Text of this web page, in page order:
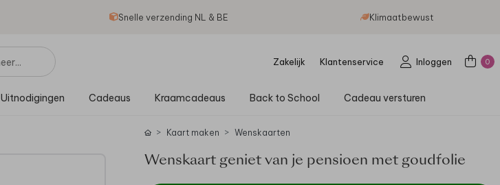
Snelle verzending NL & BE Klimaatbewust
Zakelijk Klantenservice Inloggen 0
Uitnodigingen Cadeaus Kraamcadeaus Back to School Cadeau versturen
Kaart maken Wenskaarten
Wenskaart geniet van je pensioen met goudfolie